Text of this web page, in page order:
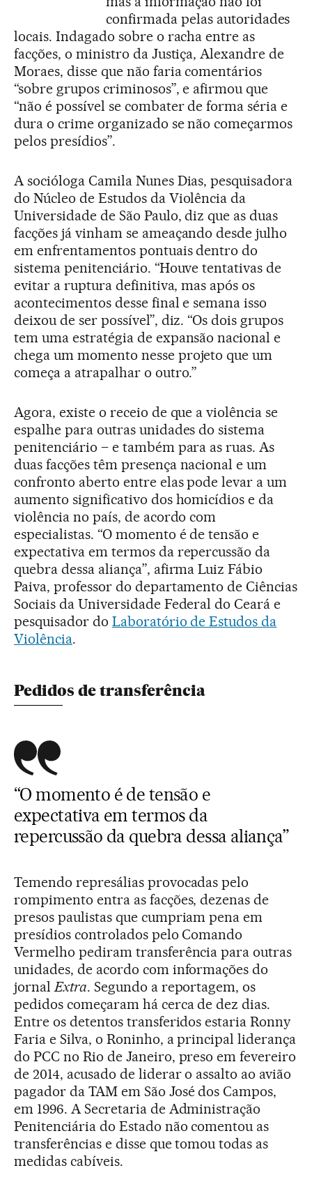
confirmada pelas autoridades
locais. Indagado sobre o racha entre as
facções, o ministro da Justiça, Alexandre de
Moraes, disse que não faria comentários
“sobre grupos criminosos”, e afirmou que
“não é possível se combater de forma séria e
dura o crime organizado se não começarmos
pelos presídios”.
A socióloga Camila Nunes Dias, pesquisadora
do Núcleo de Estudos da Violência da
Universidade de São Paulo, diz que as duas
facções já vinham se ameaçando desde julho
em enfrentamentos pontuais dentro do
sistema penitenciário. “Houve tentativas de
evitar a ruptura definitiva, mas após os
acontecimentos desse final e semana isso
deixou de ser possível”, diz. “Os dois grupos
tem uma estratégia de expansão nacional e
chega um momento nesse projeto que um
começa a atrapalhar o outro.”
Agora, existe o receio de que a violência se
espalhe para outras unidades do sistema
penitenciário – e também para as ruas. As
duas facções têm presença nacional e um
confronto aberto entre elas pode levar a um
aumento significativo dos homicídios e da
violência no país, de acordo com
especialistas. “O momento é de tensão e
expectativa em termos da repercussão da
quebra dessa aliança”, afirma Luiz Fábio
Paiva, professor do departamento de Ciências
Sociais da Universidade Federal do Ceará e
pesquisador do Laboratório de Estudos da
Violência.
Pedidos de transferência
“O momento é de tensão e
expectativa em termos da
repercussão da quebra dessa aliança”
Temendo represálias provocadas pelo
rompimento entra as facções, dezenas de
presos paulistas que cumpriam pena em
presídios controlados pelo Comando
Vermelho pediram transferência para outras
unidades, de acordo com informações do
jornalExtra. Segundo a reportagem, os
pedidos começaram há cerca de dez dias.
Entre os detentos transferidos estaria Ronny
Faria e Silva, o Roninho, a principal liderança
do PCC no Rio de Janeiro, preso em fevereiro
de 2014, acusado de liderar o assalto ao avião
pagador da TAM em São José dos Campos,
em 1996. A Secretaria de Administração
Penitenciária do Estado não comentou as
transferências e disse que tomou todas as
medidas cabíveis.